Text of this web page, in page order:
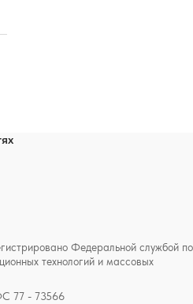
Федеральной службой по
технологий и массовых
77 - 73566